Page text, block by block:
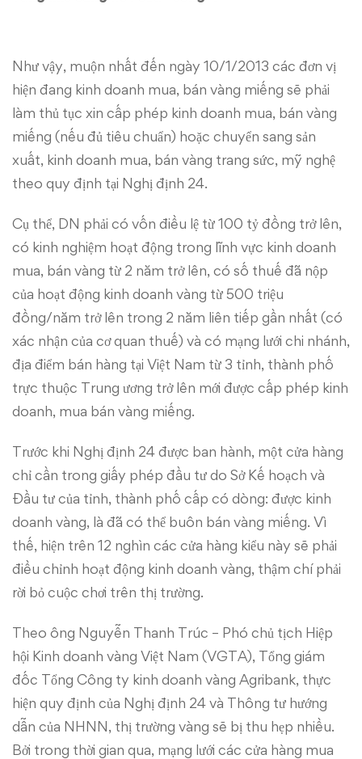
Như vậy, muộn nhất đến ngày 10/1/2013 các đơn vị
hiện đang kinh doanh mua, bán vàng miếng sẽ phải
làm thủ tục xin cấp phép kinh doanh mua, bán vàng
miếng (nếu đủ tiêu chuẩn) hoặc chuyển sang sản
xuất, kinh doanh mua, bán vàng trang sức, mỹ nghệ
theo quy định tại Nghị định 24.
Cụ thể, DN phải có vốn điều lệ từ 100 tỷ đồng trở lên,
có kinh nghiệm hoạt động trong lĩnh vực kinh doanh
mua, bán vàng từ 2 năm trở lên, có số thuế đã nộp
của hoạt động kinh doanh vàng từ 500 triệu
đồng/năm trở lên trong 2 năm liên tiếp gần nhất (có
xác nhận của cơ quan thuế) và có mạng lưới chi nhánh,
địa điểm bán hàng tại Việt Nam từ 3 tỉnh, thành phố
trực thuộc Trung ương trở lên mới được cấp phép kinh
doanh, mua bán vàng miếng.
Trước khi Nghị định 24 được ban hành, một cửa hàng
chỉ cần trong giấy phép đầu tư do Sở Kế hoạch và
Đầu tư của tỉnh, thành phố cấp có dòng: được kinh
doanh vàng, là đã có thể buôn bán vàng miếng. Vì
thế, hiện trên 12 nghìn các cửa hàng kiểu này sẽ phải
điều chỉnh hoạt động kinh doanh vàng, thậm chí phải
rời bỏ cuộc chơi trên thị trường.
Theo ông Nguyễn Thanh Trúc – Phó chủ tịch Hiệp
hội Kinh doanh vàng Việt Nam (VGTA), Tổng giám
đốc Tổng Công ty kinh doanh vàng Agribank, thực
hiện quy định của Nghị định 24 và Thông tư hướng
dẫn của NHNN, thị trường vàng sẽ bị thu hẹp nhiều.
Bởi trong thời gian qua, mạng lưới các cửa hàng mua